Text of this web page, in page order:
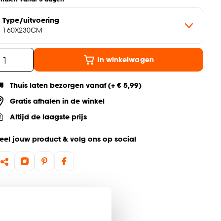
Type/uitvoering
160X230CM
In winkelwagen
Thuis laten bezorgen vanaf (+ € 5,99)
Gratis afhalen in de winkel
Altijd de laagste prijs
jouw product & volg ons op social